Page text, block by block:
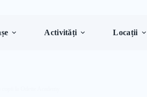
Activități Locații